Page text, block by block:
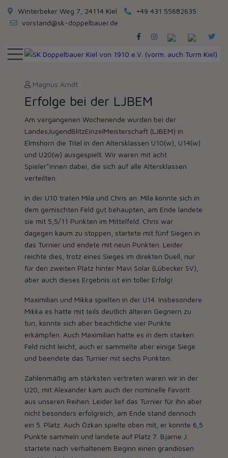
Winterbeker Weg 7, 24114 Kiel
+49 431 55682635
vorstand@sk-doppelbauer.de
Magnus Arndt
Erfolge bei der LJBEM
Am vergangenen Wochenende wurden bei der
LandesJugendBlitzEinzelMeisterschaft (LJBEM) in
Elmshorn die Titel in den Altersklassen U10(w), U14(w)
und U20(w) ausgespielt. Wir waren mit acht
Spieler*innen dabei, die sich auf alle Altersklassen
verteilten.
In der U10 traten Mila und Chris an. Mila konnte sich in
dem gemischten Feld gut behaupten, am Ende landete
sie mit 5,5/11 Punkten im Mittelfeld. Chris war
dagegen kaum zu stoppen, startete mit fünf Siegen in
das Turnier und endete mit neun Punkten. Leider
reichte dies, trotz eines Sieges im direkten Duell, nur
für den zweiten Platz hinter Mavi Solar (Lübecker SV),
aber auch dieses Ergebnis ist ein toller Erfolg!
Maximilian und Mikka spielten in der U14. Insbesondere
Mikka es hatte mit teils deutlich älteren Gegnern zu
tun, konnte sich aber beachtliche vier Punkte
erkämpfen. Auch Maximilian hatte es in dem starken
Feld nicht leicht, auch er sammelte aber einige Siege
und beendete das Turnier mit sechs Punkten.
Zahlenmäßig am stärksten vertreten waren wir in der
U20, mit Alexander kam auch der nominelle Favorit
aus unseren Reihen. Leider lief das Turnier für ihn aber
nicht besonders erfolgreich, am Ende stand dennoch
ein 5. Platz. Auch Özkan spielte oben mit, er konnte 6,5
Punkte sammeln und landete auf Platz 7. Bjarne J.
startete nach verhaltenem Beginn einen grandiosen